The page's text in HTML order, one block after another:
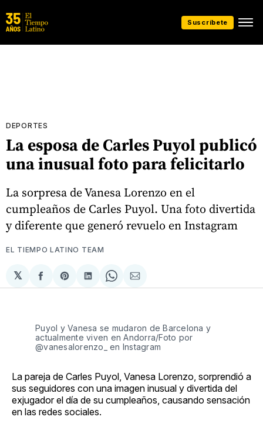
Suscríbete
DEPORTES
La esposa de Carles Puyol publicó
una inusual foto para felicitarlo
La sorpresa de Vanesa Lorenzo en el
cumpleaños de Carles Puyol. Una foto divertida
y diferente que generó revuelo en Instagram
EL TIEMPO LATINO TEAM
𝕏
Compartir
en
Share
on
Compartir
en
Share
on
Compartir
via
Puyol y Vanesa se mudaron de Barcelona y
actualmente viven en Andorra/Foto por
@vanesalorenzo_ en Instagram
La pareja de Carles Puyol, Vanesa Lorenzo, sorprendió a
sus seguidores con una imagen inusual y divertida del
exjugador el día de su cumpleaños, causando sensación
en las redes sociales.